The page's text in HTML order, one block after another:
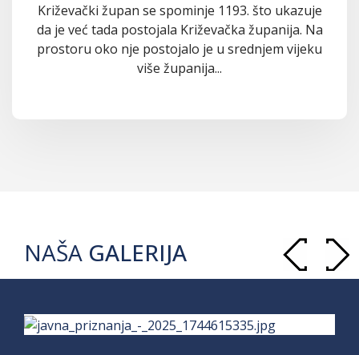
Križevački župan se spominje 1193. što ukazuje
da je već tada postojala Križevačka županija. Na
prostoru oko nje postojalo je u srednjem vijeku
više županija...
NAŠA GALERIJA